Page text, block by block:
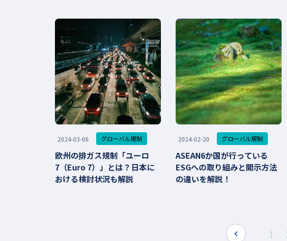
2024-03-06 グローバル規制
欧州の排ガス規制「ユーロ
7（Euro 7）」とは？日本に
おける検討状況も解説
2024-02-20 グローバル規制
ASEAN6か国が行っている
ESGへの取り組みと開示方法
の違いを解説！
prev 1